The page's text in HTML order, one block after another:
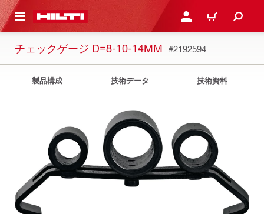
内容を表示 ログイン・新規オンライ
カート
チェックゲージ D=8-10-14MM #2192594
製品構成 技術データ 技術資料